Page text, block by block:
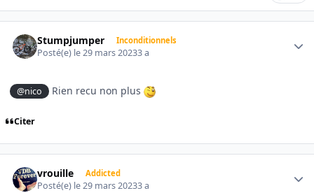
Stumpjumper Inconditionnels
Posté(e) le 29 mars 20233 a
@nico Rien recu non plus
Citer
vrouille Addicted
Posté(e) le 29 mars 20233 a